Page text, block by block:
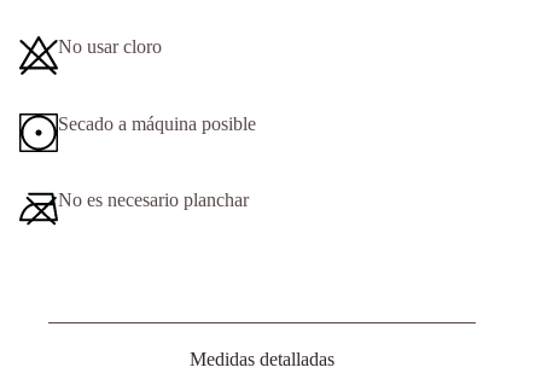
No usar cloro
Secado a máquina posible
No es necesario planchar
Medidas detalladas